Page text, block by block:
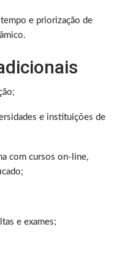
e priorização de
e instituições de
com cursos on-line,
e exames;